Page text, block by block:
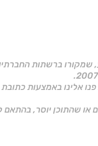
שמקורו ברשתות
אלינו באמצעות כתובת
או שהתוכן יוסר, בהתאם